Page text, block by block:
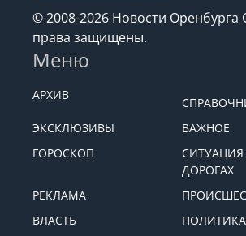
© 2008-2026 Новости Оренбурга
права защищены.
Меню
АРХИВ
ЭКСКЛЮЗИВЫ
ВАЖНОЕ
ГОРОСКОП
ДОРОГАХ
РЕКЛАМА
ВЛАСТЬ
ПОЛИТИКА